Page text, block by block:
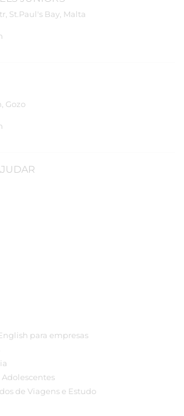
St.Paul's Bay, Malta
Gozo
para empresas
de Viagens e Estudo